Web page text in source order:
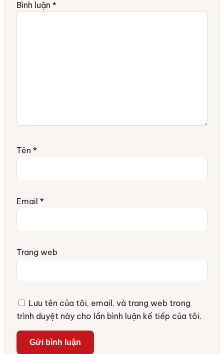
Bình luận *
Tên *
Email *
Trang web
Lưu tên của tôi, email, và trang web trong
trình duyệt này cho lần bình luận kế tiếp của tôi.